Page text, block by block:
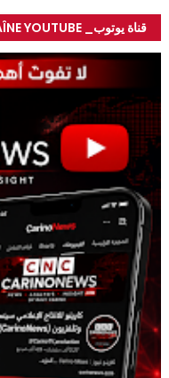
قناة يوتوب_ CHAÎNE YOUTUBE